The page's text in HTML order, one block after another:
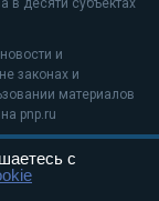
в десяти субъектах
и
законах и
материалов
pnp.ru
с